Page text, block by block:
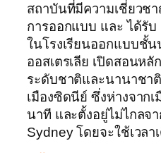
สถาบันที่มีความเชี่ยวช
การออกแบบ และ ได้รับ
ในโรงเรียนออกแบบชั้น
ออสเตรเลีย เปิดสอนห
ระดับชาติและนานาชา
เมืองซิดนีย์ ซึ่งห่างจาก
นาที และตั้งอยู่ไม่ไกลจ
Sydney โดยจะใช้เวล